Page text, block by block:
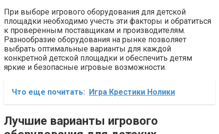
При выборе игрового оборудования для детской
площадки необходимо учесть эти факторы и обратиться
к проверенным поставщикам и производителям.
Разнообразие оборудования на рынке позволяет
выбрать оптимальные варианты для каждой
конкретной детской площадки и обеспечить детям
яркие и безопасные игровые возможности.
Что еще почитать: Игра Крестики Нолики
Лучшие варианты игрового